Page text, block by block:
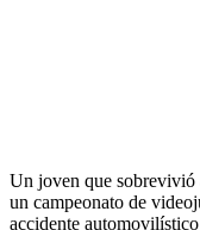
Un joven que sobrevivió
un campeonato de
accidente